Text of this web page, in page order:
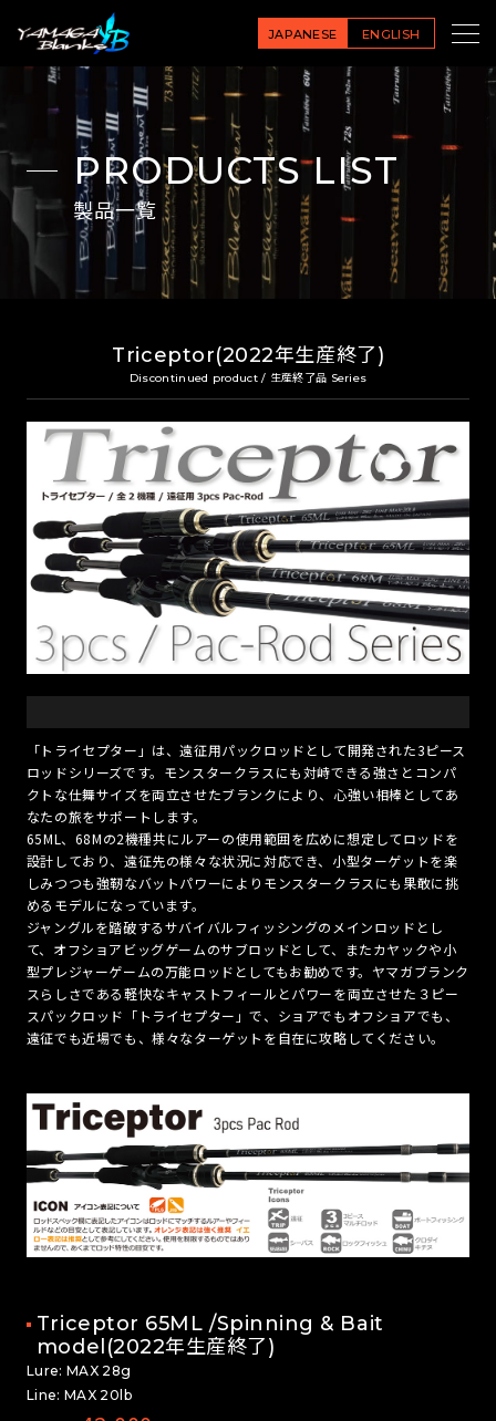
JAPANESE ENGLISH
PRODUCTS LIST
製品一覧
Triceptor(2022年生産終了)
Discontinued product / 生産終了品 Series
「トライセプター」は、遠征用パックロッドとして開発された3ピース
ロッドシリーズです。モンスタークラスにも対峙できる強さとコンパ
クトな仕舞サイズを両立させたブランクにより、心強い相棒としてあ
なたの旅をサポートします。
65ML、68Mの2機種共にルアーの使用範囲を広めに想定してロッドを
設計しており、遠征先の様々な状況に対応でき、小型ターゲットを楽
しみつつも強靭なバットパワーによりモンスタークラスにも果敢に挑
めるモデルになっています。
ジャングルを踏破するサバイバルフィッシングのメインロッドとし
て、オフショアビッグゲームのサブロッドとして、またカヤックや小
型プレジャーゲームの万能ロッドとしてもお勧めです。ヤマガブランク
スらしさである軽快なキャストフィールとパワーを両立させた３ピー
スパックロッド「トライセプター」で、ショアでもオフショアでも、
遠征でも近場でも、様々なターゲットを自在に攻略してください。
Triceptor 65ML /Spinning & Bait
model(2022年生産終了)
Lure: MAX 28g
Line: MAX 20lb